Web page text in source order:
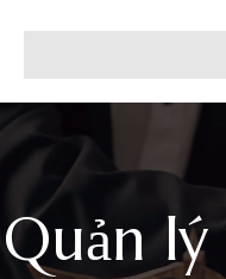
Quản